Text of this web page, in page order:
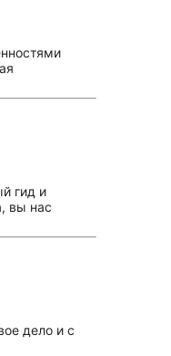
гид и
вы нас
дело и с